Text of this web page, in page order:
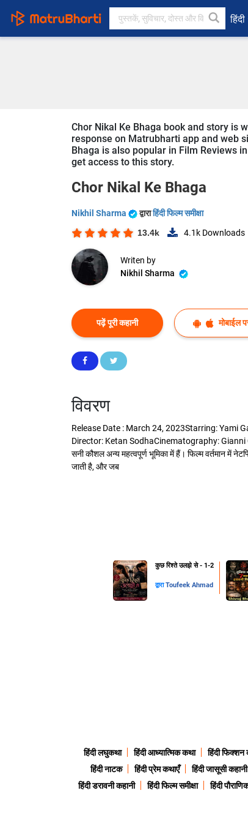
हिंदी
Chor Nikal Ke Bhaga book and story is
response on Matrubharti app and web
Bhaga is also popular in Film Reviews
get access to this story.
Chor Nikal Ke Bhaga
Nikhil Sharma द्वाराहिंदी फिल्म समीक्षा
13.4k 4.1k Downloads
Writen by
Nikhil Sharma
पढ़ें पूरी कहानी मोबाईल
विवरण
Release Date : March 24, 2023Starring: Yami
Director: Ketan SodhaCinematography: Gianni
सनी कौशल अन्य महत्वपूर्ण भूमिका में हैं। फिल्म वर्तमान में
जाती है, और जब
कुछ रिश्ते उलझे से - 1-2
द्वाराToufeek Ahmad
हिंदी लघुकथा हिंदी आध्यात्मिक कथा हिंदी फिक्शन
हिंदी नाटक
हिंदी प्रेम कथाएँ हिंदी जासूसी कहानी
हिंदी डरावनी कहानी
हिंदी फिल्म समीक्षा हिंदी